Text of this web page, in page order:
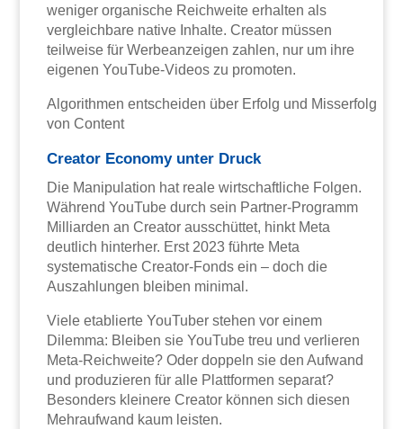
weniger organische Reichweite erhalten als
vergleichbare native Inhalte. Creator müssen
teilweise für Werbeanzeigen zahlen, nur um ihre
eigenen YouTube-Videos zu promoten.
Algorithmen entscheiden über Erfolg und Misserfolg
von Content
Creator Economy unter Druck
Die Manipulation hat reale wirtschaftliche Folgen.
Während YouTube durch sein Partner-Programm
Milliarden an Creator ausschüttet, hinkt Meta
deutlich hinterher. Erst 2023 führte Meta
systematische Creator-Fonds ein – doch die
Auszahlungen bleiben minimal.
Viele etablierte YouTuber stehen vor einem
Dilemma: Bleiben sie YouTube treu und verlieren
Meta-Reichweite? Oder doppeln sie den Aufwand
und produzieren für alle Plattformen separat?
Besonders kleinere Creator können sich diesen
Mehraufwand kaum leisten.